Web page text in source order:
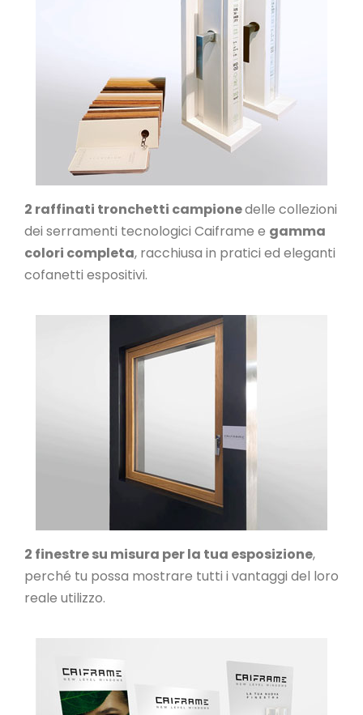
2 raffinati tronchetti campionedelle collezioni
dei serramenti tecnologici Caiframe e gamma
colori completa, racchiusa in pratici ed eleganti
cofanetti espositivi.
2 finestre su misura per la tua esposizione,
perché tu possa mostrare tutti i vantaggi del loro
reale utilizzo.